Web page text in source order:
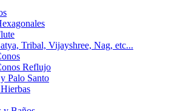
Tribal, Vijayshree, Nag, etc...
Reflujo
Palo Santo